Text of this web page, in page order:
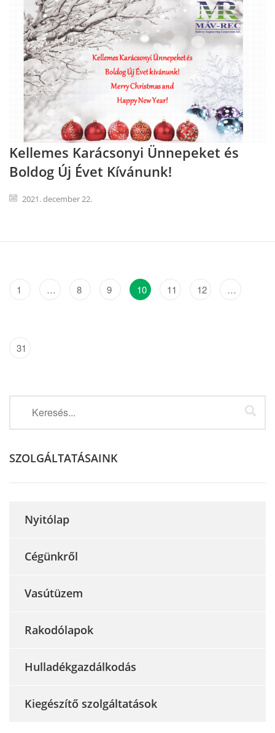
Kellemes Karácsonyi Ünnepeket és
Boldog Új Évet Kívánunk!
2021. december 22.
1 … 8 9 10 11 12 …
31
SZOLGÁLTATÁSAINK
Nyitólap
Cégünkről
Vasútüzem
Rakodólapok
Hulladékgazdálkodás
Kiegészítő szolgáltatások